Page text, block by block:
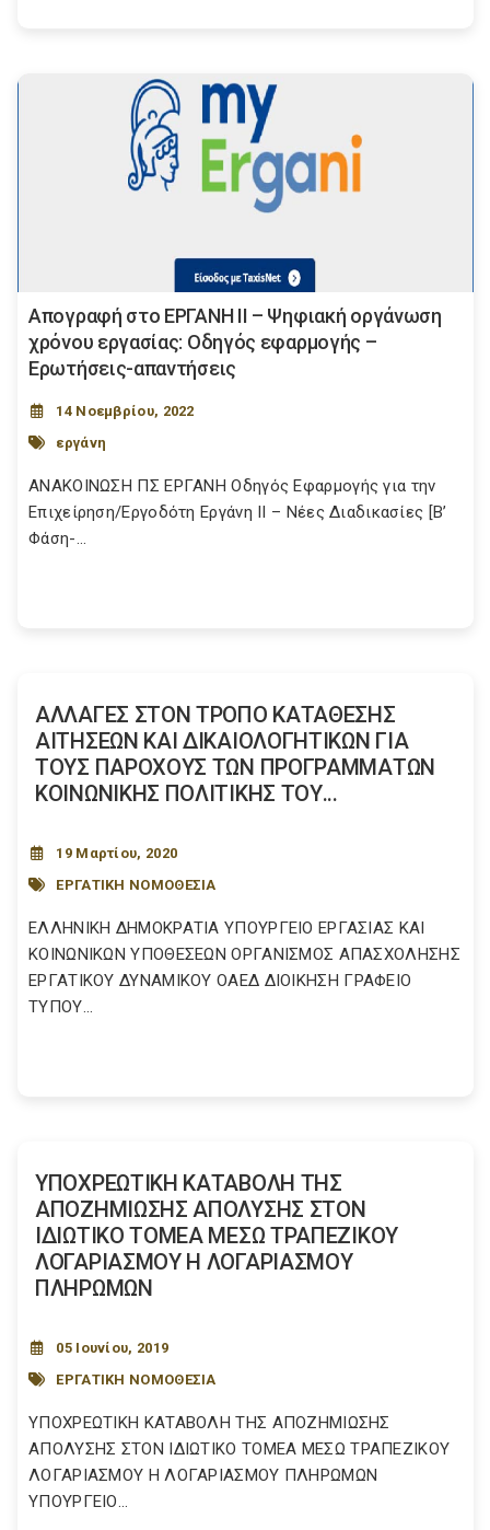
Απογραφή στο ΕΡΓΑΝΗ ΙΙ – Ψηφιακή οργάνωση
χρόνου εργασίας: Οδηγός εφαρμογής –
Ερωτήσεις-απαντήσεις
14 Νοεμβρίου, 2022
εργάνη
ΑΝΑΚΟΙΝΩΣΗ ΠΣ ΕΡΓΑΝΗ Οδηγός Εφαρμογής για την
Επιχείρηση/Εργοδότη Εργάνη ΙΙ – Νέες Διαδικασίες [Β’
Φάση-...
ΑΛΛΑΓΕΣ ΣΤΟΝ ΤΡΟΠΟ ΚΑΤΑΘΕΣΗΣ
ΑΙΤΗΣΕΩΝ ΚΑΙ ΔΙΚΑΙΟΛΟΓΗΤΙΚΩΝ ΓΙΑ
ΤΟΥΣ ΠΑΡΟΧΟΥΣ ΤΩΝ ΠΡΟΓΡΑΜΜΑΤΩΝ
ΚΟΙΝΩΝΙΚΗΣ ΠΟΛΙΤΙΚΗΣ ΤΟΥ...
19 Μαρτίου, 2020
ΕΡΓΑΤΙΚΗ ΝΟΜΟΘΕΣΙΑ
ΕΛΛΗΝΙΚΗ ΔΗΜΟΚΡΑΤΙΑ ΥΠΟΥΡΓΕΙΟ ΕΡΓΑΣΙΑΣ ΚΑΙ
ΚΟΙΝΩΝΙΚΩΝ ΥΠΟΘΕΣΕΩΝ ΟΡΓΑΝΙΣΜΟΣ ΑΠΑΣΧΟΛΗΣΗΣ
ΕΡΓΑΤΙΚΟΥ ΔΥΝΑΜΙΚΟΥ ΟΑΕΔ ΔΙΟΙΚΗΣΗ ΓΡΑΦΕΙΟ
ΤΥΠΟΥ...
YΠΟΧΡΕΩΤΙΚΗ ΚΑΤΑΒΟΛΗ ΤΗΣ
ΑΠΟΖΗΜΙΩΣΗΣ ΑΠΟΛΥΣΗΣ ΣΤΟΝ
ΙΔΙΩΤΙΚΟ ΤΟΜΕΑ ΜΕΣΩ ΤΡΑΠΕΖΙΚΟΥ
ΛΟΓΑΡΙΑΣΜΟΥ Η ΛΟΓΑΡΙΑΣΜΟΥ
ΠΛΗΡΩΜΩΝ
05 Ιουνίου, 2019
ΕΡΓΑΤΙΚΗ ΝΟΜΟΘΕΣΙΑ
YΠΟΧΡΕΩΤΙΚΗ ΚΑΤΑΒΟΛΗ ΤΗΣ ΑΠΟΖΗΜΙΩΣΗΣ
ΑΠΟΛΥΣΗΣ ΣΤΟΝ ΙΔΙΩΤΙΚΟ ΤΟΜΕΑ ΜΕΣΩ ΤΡΑΠΕΖΙΚΟΥ
ΛΟΓΑΡΙΑΣΜΟΥ Η ΛΟΓΑΡΙΑΣΜΟΥ ΠΛΗΡΩΜΩΝ
ΥΠΟΥΡΓΕΙΟ...